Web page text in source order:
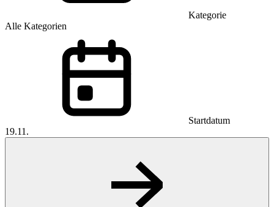
Kategorie
Alle Kategorien
Startdatum
19.11.